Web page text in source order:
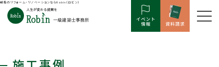
岐阜のリフォーム・リノベーションならRobin（ロビン）